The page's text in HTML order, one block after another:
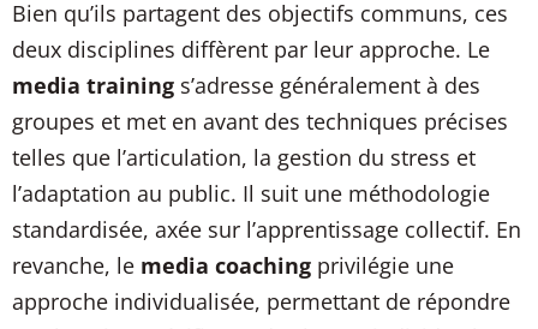
Bien qu’ils partagent des objectifs communs, ces
deux disciplines diffèrent par leur approche. Le
media training s’adresse généralement à des
groupes et met en avant des techniques précises
telles que l’articulation, la gestion du stress et
l’adaptation au public. Il suit une méthodologie
standardisée, axée sur l’apprentissage collectif. En
revanche, le media coaching privilégie une
approche individualisée, permettant de répondre